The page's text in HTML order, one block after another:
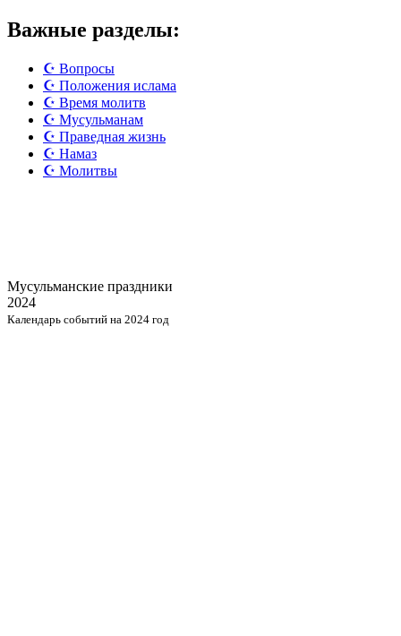
Важные разделы:
☪️ Вопросы
☪️ Положения ислама
☪️ Время молитв
☪️ Мусульманам
☪️ Праведная жизнь
☪️ Намаз
☪️ Молитвы
Мусульманские праздники
2024
Календарь событий на 2024 год